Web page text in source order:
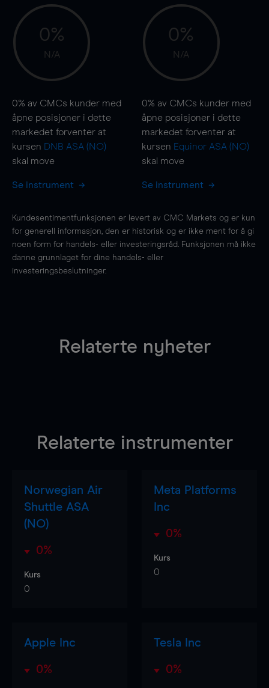
0%
N/A
0% av CMCs kunder med
åpne posisjoner i dette
markedet forventer at
kursen DNB ASA (NO)
skal move
Se instrument
0%
N/A
0% av CMCs kunder med
åpne posisjoner i dette
markedet forventer at
kursen Equinor ASA (NO)
skal move
Se instrument
Kundesentimentfunksjonen er levert av CMC Markets og er kun
for generell informasjon, den er historisk og er ikke ment for å gi
noen form for handels- eller investeringsråd. Funksjonen må ikke
danne grunnlaget for dine handels- eller
investeringsbeslutninger.
Relaterte nyheter
Relaterte instrumenter
Norwegian Air
Shuttle ASA
(NO)
0%
Kurs
0
Meta Platforms
Inc
0%
Kurs
0
Apple Inc
0%
Tesla Inc
0%